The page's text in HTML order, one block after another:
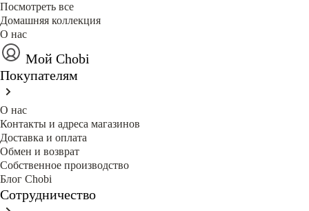
Посмотреть все
Домашняя коллекция
О нас
Мой Chobi
Покупателям
О нас
Контакты и адреса магазинов
Доставка и оплата
Обмен и возврат
Собственное производство
Блог Сhobi
Сотрудничество